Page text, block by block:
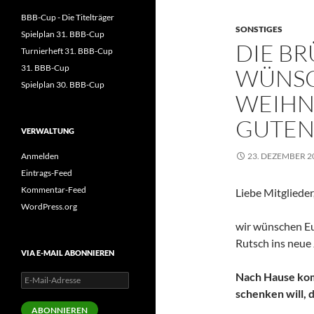
SONSTIGES
DIE
23. DEZEMBER
Liebe
wir wünschen
Rutsch ins neue
Nach Hause
schenken will,
BBB-Cup - Die Titelträger
Spielplan 31. BBB-Cup
Turnierheft 31. BBB-Cup
31. BBB-Cup
Spielplan 30. BBB-Cup
VERWALTUNG
Anmelden
Eintrags-Feed
Kommentar-Feed
WordPress.org
VIA E-MAIL ABONNIEREN
E-
Mail-
Adresse
ABONNIEREN